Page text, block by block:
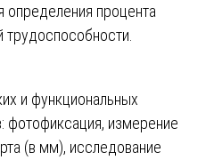
определения процента
и функциональных
фотофиксация, измерение
(в мм), исследование